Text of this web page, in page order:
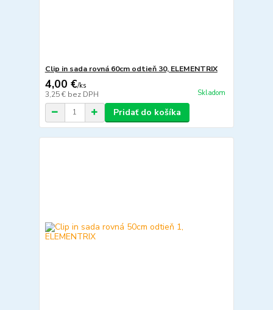
Clip in sada rovná 60cm odtieň 30, ELEMENTRIX
4,00 €/ks
3,25 € bez DPH Skladom
Pridať do košíka